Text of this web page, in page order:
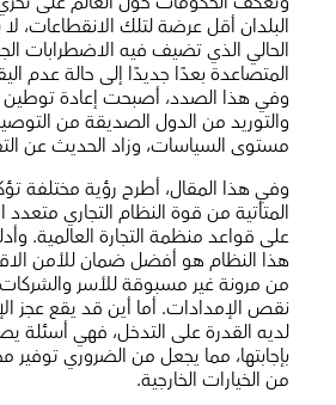
البلدان أقل عرضة لتلك الانقطاعات،
الحالي الذي تضيف فيه الاضطرابات
المتصاعدة بعدًا جديدًا إلى حالة عدم
وفي هذا الصدد، أصبحت إعادة
والتوريد من الدول الصديقة من
مستوى السياسات، وزاد الحديث عن
وفي هذا المقال، أطرح رؤية مختلفة
المتأتية من قوة النظام التجاري متعدد
على قواعد منظمة التجارة العالمية.
هذا النظام هو أفضل ضمان للأمن
من مرونة غير مسبوقة للأسر
نقص الإمدادات. أما أين قد يقع عجز
لديه القدرة على التدخل، فهي أسئلة
بإجابتها، مما يجعل من الضروري
من الخيارات الخارجية.